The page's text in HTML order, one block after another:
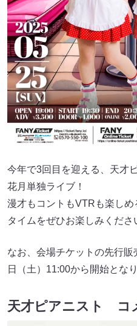
今年で3回目を迎える、天才
花月単独ライブ！
漫才もコントもVTRも楽し
タイムをぜひお楽しみくださ
なお、会場チケットの先行
日（土）11:00から開始となり
天才ピアニスト コ